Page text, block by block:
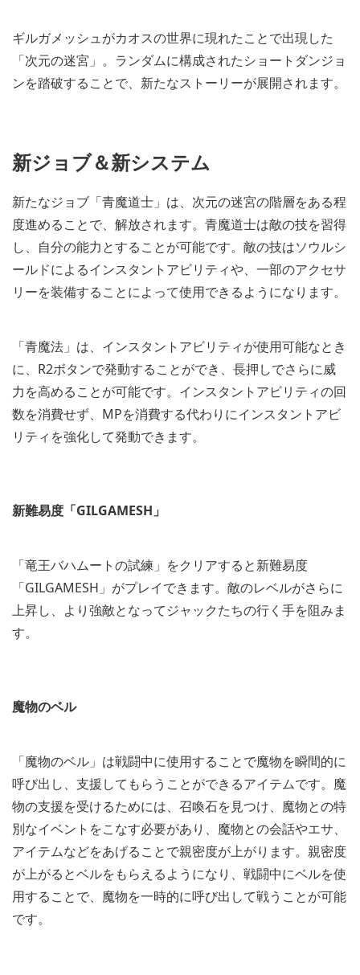
ギルガメッシュがカオスの世界に現れたことで出現した
「次元の迷宮」。ランダムに構成されたショートダンジョ
ンを踏破することで、新たなストーリーが展開されます。
新ジョブ＆新システム
新たなジョブ「青魔道士」は、次元の迷宮の階層をある程
度進めることで、解放されます。青魔道士は敵の技を習得
し、自分の能力とすることが可能です。敵の技はソウルシ
ールドによるインスタントアビリティや、一部のアクセサ
リーを装備することによって使用できるようになります。
「青魔法」は、インスタントアビリティが使用可能なとき
に、R2ボタンで発動することができ、長押しでさらに威
力を高めることが可能です。インスタントアビリティの回
数を消費せず、MPを消費する代わりにインスタントアビ
リティを強化して発動できます。
新難易度「GILGAMESH」
「竜王バハムートの試練」をクリアすると新難易度
「GILGAMESH」がプレイできます。敵のレベルがさらに
上昇し、より強敵となってジャックたちの行く手を阻みま
す。
魔物のベル
「魔物のベル」は戦闘中に使用することで魔物を瞬間的に
呼び出し、支援してもらうことができるアイテムです。魔
物の支援を受けるためには、召喚石を見つけ、魔物との特
別なイベントをこなす必要があり、魔物との会話やエサ、
アイテムなどをあげることで親密度が上がります。親密度
が上がるとベルをもらえるようになり、戦闘中にベルを使
用することで、魔物を一時的に呼び出して戦うことが可能
です。